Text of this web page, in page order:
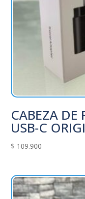
CABEZA DE
USB-C
$ 109.900